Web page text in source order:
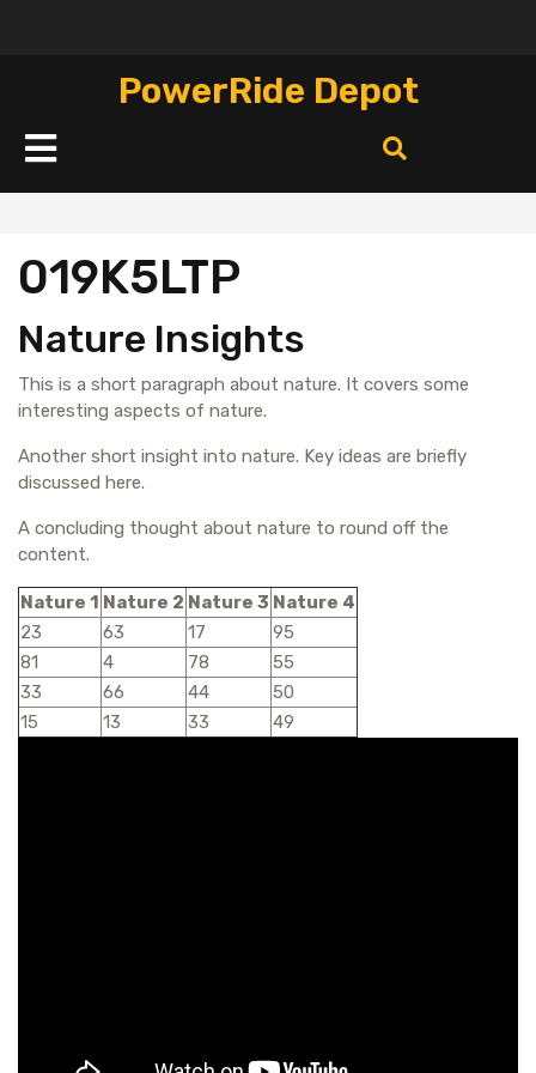
PowerRide Depot
Кнопка
Открыть
019K5LTP
Nature Insights
This is a short paragraph about nature. It covers some
interesting aspects of nature.
Another short insight into nature. Key ideas are briefly
discussed here.
A concluding thought about nature to round off the
content.
Nature 1 Nature 2 Nature 3 Nature 4
23
63 17
95
81
4 78
55
33
66 44
50
15
13 33 49